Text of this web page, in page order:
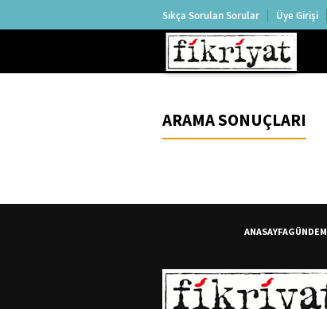
Sıkça Sorulan Sorular Üye Girişi
ARAMA SONUÇLARI
ANASAYFAGÜNDEM